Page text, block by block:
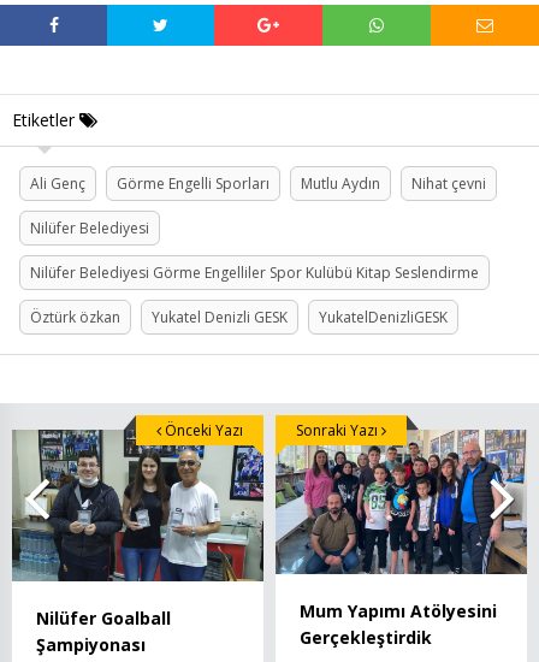
Etiketler
Ali Genç Görme Engelli Sporları Mutlu Aydın Nihat çevni
Nilüfer Belediyesi
Nilüfer Belediyesi Görme Engelliler Spor Kulübü Kitap Seslendirme
Öztürk özkan Yukatel Denizli GESK YukatelDenizliGESK
Nilüfer Goalball
Şampiyonası
Önceki Yazı
Mum Yapımı Atölyesini
Gerçekleştirdik
Sonraki Yazı